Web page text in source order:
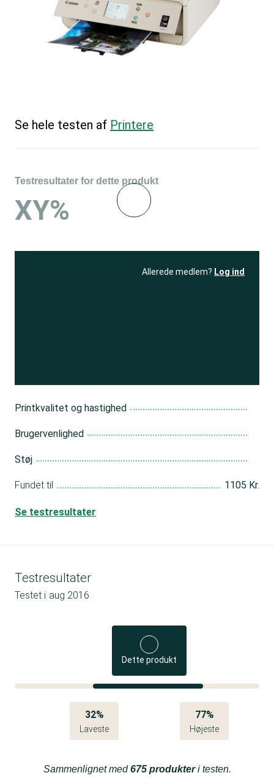
Se hele testen af Printere
Testresultater for dette produkt
XY%
Allerede medlem? Log ind
Printkvalitet og hastighed
Brugervenlighed
Støj
Fundet til 1105 Kr.
Se testresultater
Testresultater
Testet i aug 2016
Dette produkt
32%
Laveste
77%
Højeste
Sammenlignet med675 produkteri testen.